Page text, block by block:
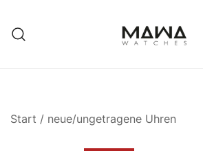
Inhalt
springen
Start / neue/ungetragene Uhren